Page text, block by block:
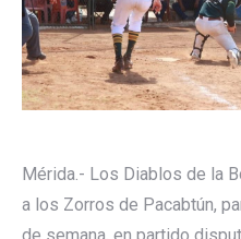
Mérida.- Los Diablos de la
a los Zorros de Pacabtún,